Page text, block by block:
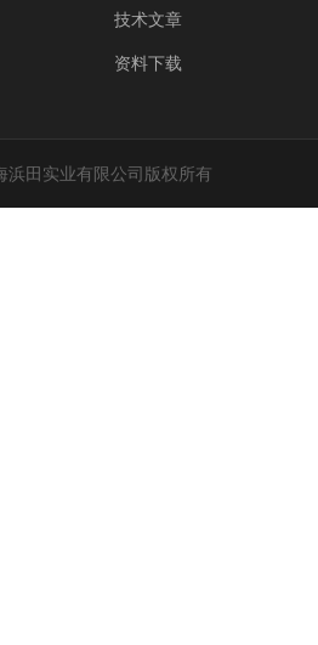
技术文章
资料下载
田实业有限公司版权所有